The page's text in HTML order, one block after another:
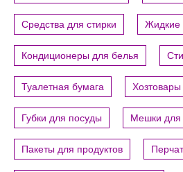
Средства для стирки Жидкие
Кондиционеры для белья
Туалетная бумага Хозтовары
Губки для посуды Мешки для
Пакеты для продуктов